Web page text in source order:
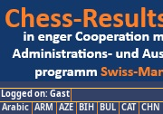
Logged on: Gast
Arabic ARM AZE BIH BUL CAT CHN